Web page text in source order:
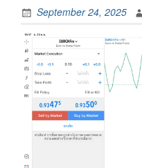
September 24, 2025